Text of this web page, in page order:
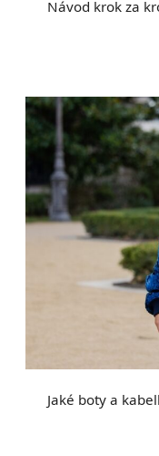
Návod krok za
Jaké boty a